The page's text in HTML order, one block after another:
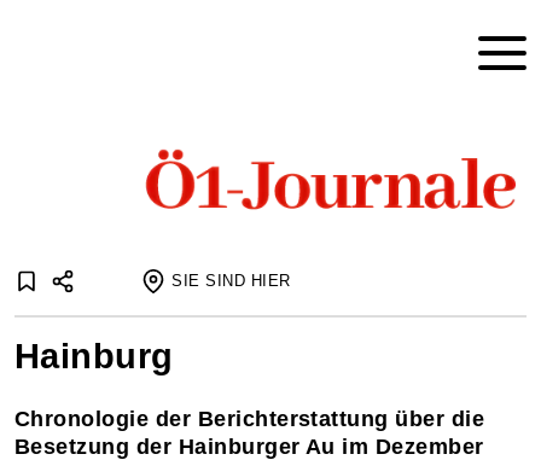
SIE SIND HIER
Startseite Journale
Hainburg
Chronologie der Berichterstattung über die
Besetzung der Hainburger Au im Dezember